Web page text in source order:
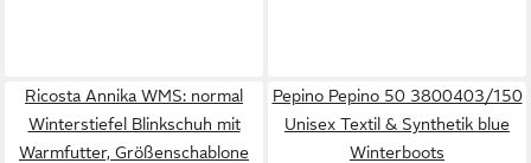
Ricosta Annika WMS: normal
Winterstiefel Blinkschuh mit
Warmfutter, Größenschablone
Pepino Pepino 50 3800403/150
Unisex Textil & Synthetik blue
Winterboots